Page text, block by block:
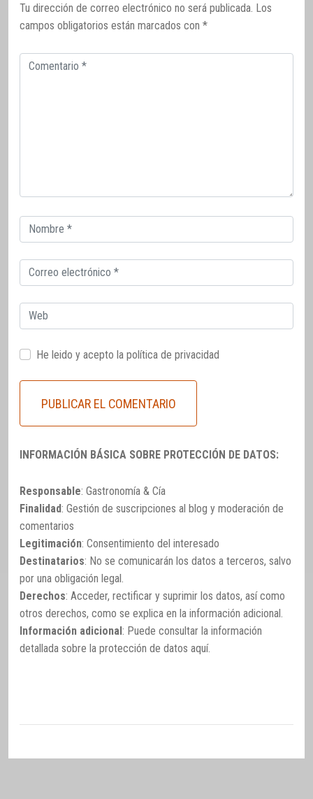
Tu dirección de correo electrónico no será publicada. Los
campos obligatorios están marcados con *
Comentario
Correo
electrónico
Correo
electrónico
Web
He leido y acepto la política de privacidad
INFORMACIÓN BÁSICA SOBRE PROTECCIÓN DE DATOS:
Responsable: Gastronomía & Cía
Finalidad: Gestión de suscripciones al blog y moderación de
comentarios
Legitimación: Consentimiento del interesado
Destinatarios: No se comunicarán los datos a terceros, salvo
por una obligación legal.
Derechos: Acceder, rectificar y suprimir los datos, así como
otros derechos, como se explica en la información adicional.
Información adicional: Puede consultar la información
detallada sobre la protección de datos aquí.